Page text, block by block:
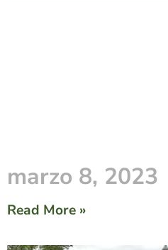
marzo 8, 2023
Read More »